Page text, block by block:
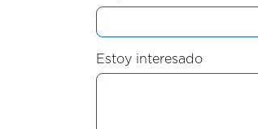
Estoy interesado